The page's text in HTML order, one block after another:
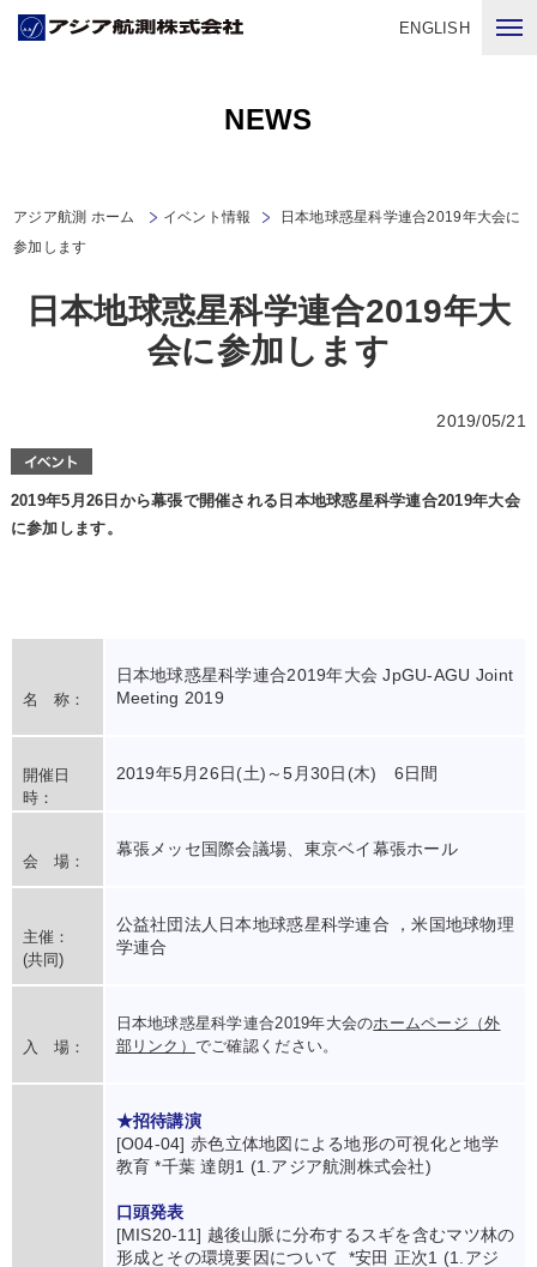
ENGLISH
NEWS
アジア航測 ホーム イベント情報
日本地球惑星科学連合2019年大会に
参加します
日本地球惑星科学連合2019年大
会に参加します
2019/05/21
2019年5月26 日から幕張で開催される日本地球惑星科学連合2019年大会
に参加します。
名 称：
日本地球惑星科学連合2019年大会 JpGU-AGU Joint
Meeting 2019
開催日
時：
2019年5月26日(土)～5月30日(木) 6日間
会 場：
幕張メッセ国際会議場、東京ベイ幕張ホール
主催：
(共同)
公益社団法人日本地球惑星科学連合 ，米国地球物理
学連合
入 場：
日本地球惑星科学連合2019年大会のホームページ（外
部リンク） でご確認ください。
★招待講演
[O04-04] 赤色立体地図による地形の可視化と地学
教育 *千葉 達朗1 (1.アジア航測株式会社)
口頭発表
[MIS20-11] 越後山脈に分布するスギを含むマツ林の
形成とその環境要因について *安田 正次1 (1.アジ